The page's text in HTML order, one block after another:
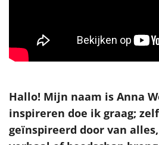
Hallo! Mijn naam is Anna
inspireren doe ik graag;
geïnspireerd door van